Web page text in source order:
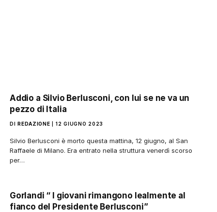
Addio a Silvio Berlusconi, con lui se ne va un
pezzo di Italia
DI REDAZIONE 12 GIUGNO 2023
Silvio Berlusconi è morto questa mattina, 12 giugno, al San
Raffaele di Milano. Era entrato nella struttura venerdì scorso
per…
Gorlandi “ I giovani rimangono lealmente al
fianco del Presidente Berlusconi”